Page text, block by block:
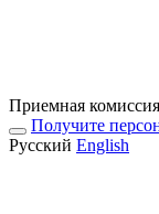
Приемная
Получите
Русский English